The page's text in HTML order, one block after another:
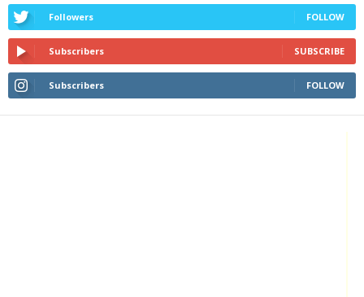
Followers FOLLOW
Subscribers SUBSCRIBE
Subscribers FOLLOW